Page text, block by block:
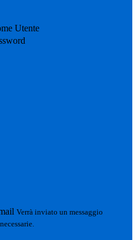
Utente
Verrà inviato un messaggio